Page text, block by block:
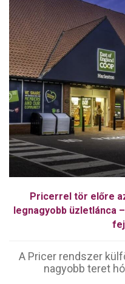
Pricerrel tör előre
legnagyobb üzletlánca
A Pricer rendszer
nagyobb teret